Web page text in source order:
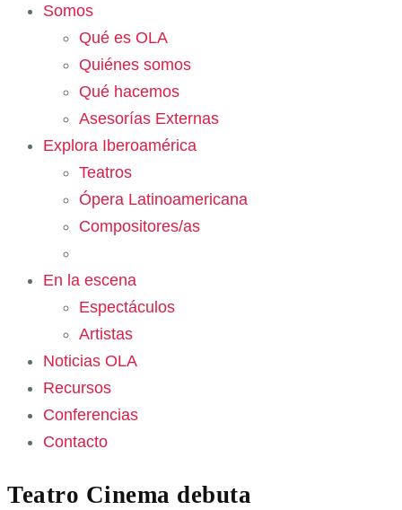
Somos
Qué es OLA
Quiénes somos
Qué hacemos
Asesorías Externas
Explora Iberoamérica
Teatros
Ópera Latinoamericana
Compositores/as
En la escena
Espectáculos
Artistas
Noticias OLA
Recursos
Conferencias
Contacto
Teatro Cinema debuta